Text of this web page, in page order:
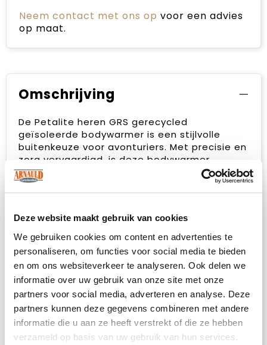
Deze website maakt gebruik van cookies
We gebruiken cookies om content en advertenties te
personaliseren, om functies voor social media te bieden
en om ons websiteverkeer te analyseren. Ook delen we
informatie over uw gebruik van onze site met onze
partners voor social media, adverteren en analyse. Deze
partners kunnen deze gegevens combineren met andere
informatie die u aan ze heeft verstrekt of die ze hebben
verzameld op basis van uw gebruik van hun services.
Neem contact met ons op voor een advies
op maat.
Omschrijving
De Petalite heren GRS gerecycled
geïsoleerde bodywarmer is een stijlvolle
buitenkeuze voor avonturiers. Met precisie en
zorg vervaardigd, is deze bodywarmer
volledig GRS-gecertificeerd, waardoor hij een
duurzamere aanvulling op je garderobe is.
Ontworpen voor comfort en warmte, heeft
moderne uitstraling biedt en de isolatie
verbetert. De GRS-gecertificeerde
gerecycleerde nylon dull cire 380T geweven
stof zorgt voor duurzaamheid en
weersbestendigheid. Ook de trims en
accessoires, waaronder ritsen, zijn zorgvuldig
geselecteerd uit gerecycleerde materialen.
De Petalite bodywarmer is uitgerust met
praktische functies, zoals voorzakken met rits
en een binnenzak aan de linkerkant voor